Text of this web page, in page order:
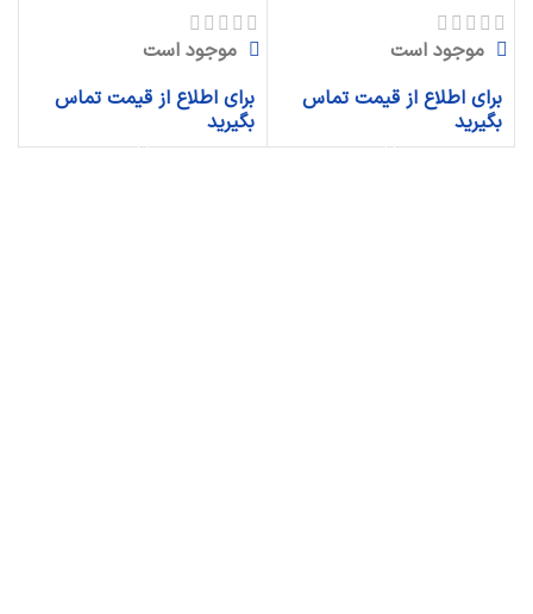
موجود است
برای اطلاع از قیمت تماس
بگیرید
موجود است
برای اطلاع از قیمت تماس
بگیرید